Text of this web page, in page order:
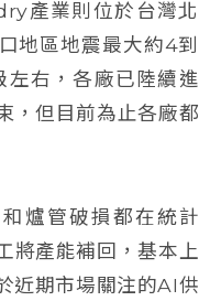
產業則位於台灣北
地區地震最大約4到
右，各廠已陸續進
，但目前為止各廠都
爐管破損都在統計
將產能補回，基本上
近期市場關注的AI供